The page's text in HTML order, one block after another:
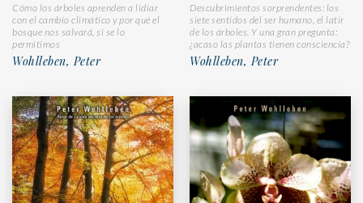
Cómo los árboles aprenden a lidiar
con el cambio climático y por qué el
bosque nos salvará, si se lo
permitimos
Wohlleben, Peter
Descubrimientos sorprendentes: los
siete sentidos del ser humano, el latir
de los árboles. Y una gran pregunta:
¿acaso las plantas tienen consciencia?
Wohlleben, Peter